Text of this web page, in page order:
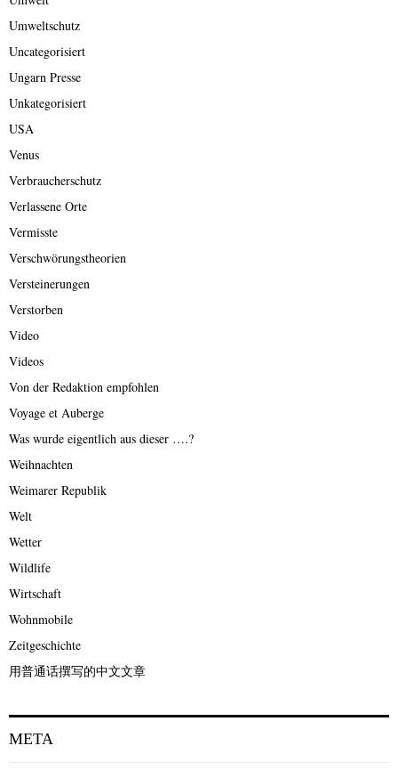
Umweltschutz
Uncategorisiert
Ungarn Presse
Unkategorisiert
USA
Venus
Verbraucherschutz
Verlassene Orte
Vermisste
Verschwörungstheorien
Versteinerungen
Verstorben
Video
Videos
Von der Redaktion empfohlen
Voyage et Auberge
Was wurde eigentlich aus dieser ….?
Weihnachten
Weimarer Republik
Welt
Wetter
Wildlife
Wirtschaft
Wohnmobile
Zeitgeschichte
用普通话撰写的中文文章
META